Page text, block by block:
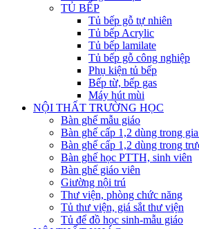
TỦ BẾP
Tủ bếp gỗ tự nhiên
Tủ bếp Acrylic
Tủ bếp lamilate
Tủ bếp gỗ công nghiệp
Phụ kiện tủ bếp
Bếp từ, bếp gas
Máy hút mùi
NỘI THẤT TRƯỜNG HỌC
Bàn ghế mẫu giáo
Bàn ghế cấp 1,2 dùng trong
Bàn ghế cấp 1,2 dùng trong
Bàn ghế học PTTH, sinh viên
Bàn ghế giáo viên
Giường nội trú
Thư viện, phòng chức năng
Tủ thư viện, giá sắt thư viện
Tủ để đồ học sinh-mẫu giáo